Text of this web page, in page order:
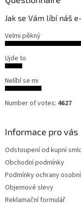
Jak se Vám líbí náš
Velmi pěkný
Ujde to
Nelíbí se mi
Number of votes: 4627
Informace pro vás
Odstoupení od kupní
Obchodní podmínky
Podmínky ochrany
Objemové slevy
Reklamační formulář